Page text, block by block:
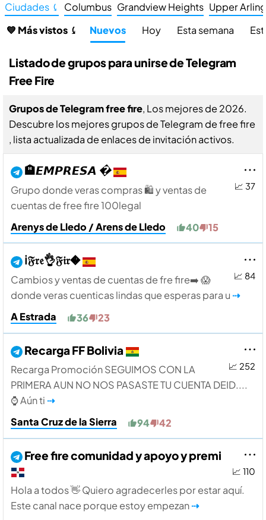
Ciudades ⤹ Columbus Grandview Heights Upper
💙 Más vistos ⤹
Nuevos Hoy Esta semana
Listado de grupos para unirse de Telegram
Free Fire
Grupos de Telegram free fire, Los mejores de 2026.
Descubre los mejores grupos de Telegram de free fire
, lista actualizada de enlaces de invitación activos.
📈 37
🏨𝙀𝙈𝙋𝙍𝙀𝙎𝘼 �
Grupo donde veras compras 🛍 y ventas de
cuentas de free fire 100legal
Arenys de Lledo / Arens de Lledo
40 15
📈 84
ℹ️𝔉𝔯𝔢👌𝔉𝔦𝔯�
Cambios y ventas de cuentas de fre fire➡️ 😱
donde veras cuenticas lindas que esperas para u ⇢
A Estrada
36 23
📈 252
Recarga FF Bolivia
Recarga Promoción SEGUIMOS CON LA
PRIMERA AUN NO NOS PASASTE TU CUENTA DEID....
⌚ Aún ti ⇢
Santa Cruz de la Sierra
94 42
📈 110
Free fire comunidad y apoyo y premi
Hola a todos 👋 Quiero agradecerles por estar aquí.
Este canal nace porque estoy empezan⇢